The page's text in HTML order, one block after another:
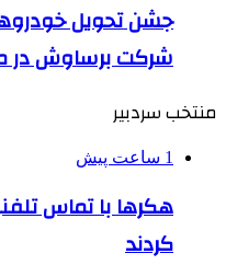
جشن تحویل
شرکت برساوش در
منتخب سردبیر
1 ساعت پیش
هکرها با تماس
کردند